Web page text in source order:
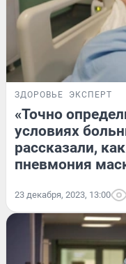
ЗДОРОВЬЕ ЭКСПЕРТ
«Точно
условиях
рассказали,
пневмония
23 декабря, 2023, 13:00